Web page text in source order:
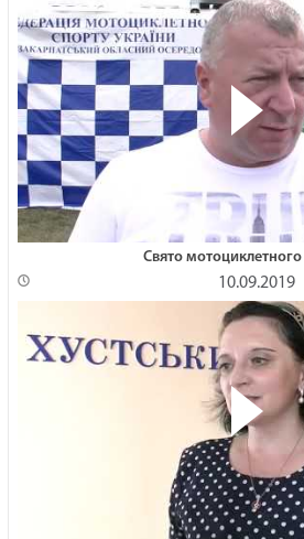
Свято мотоциклетного
10.09.2019